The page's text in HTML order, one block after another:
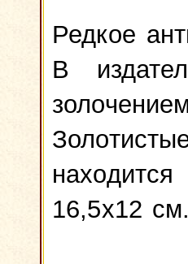
Редкое
В
16,5x12